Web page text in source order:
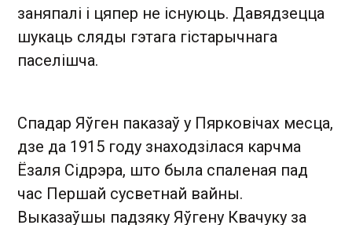
заняпалі і цяпер не існуюць. Давядзецца
шукаць сляды гэтага гістарычнага
паселішча.
Спадар Яўген паказаў у Пярковічах месца,
дзе да 1915 году знаходзілася карчма
Ёзаля Сідрэра, што была спаленая пад
час Першай сусветнай вайны.
Выказаўшы падзяку Яўгену Квачуку за